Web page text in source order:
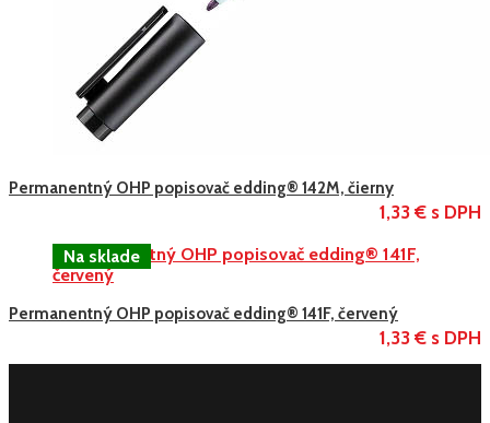
Permanentný OHP popisovač edding® 142M, čierny
1,33 € s DPH
Permanentný OHP popisovač edding® 141F, červený
1,33 € s DPH